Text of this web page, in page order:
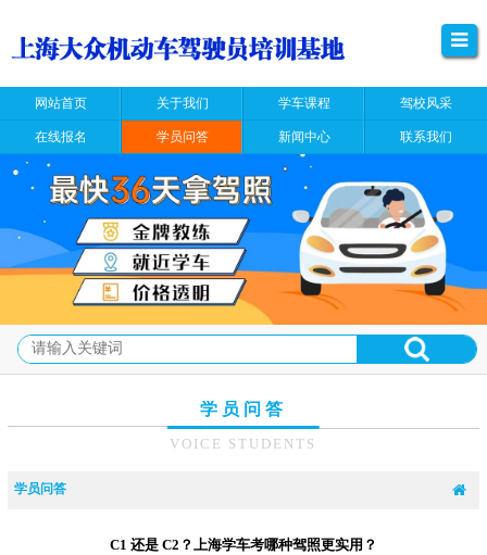
网站首页 关于我们 学车课程 驾校风采
在线报名 学员问答 新闻中心 联系我们
学员问答
VOICE STUDENTS
学员问答
C1 还是 C2？上海学车考哪种驾照更实用？